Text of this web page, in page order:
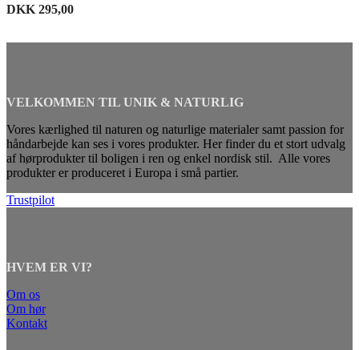
DKK 295,00
VELKOMMEN TIL UNIK & NATURLIG
Vores kærlighed til naturen og naturlige materialer samt passion for
håndarbejde kan ses i vores produkter. Her finder du et stort udvalg
af hørprodukter til boligen i ren og enkel nordisk stil. Alle vores
produkter er produceret i Europa i små partier.
Trustpilot
HVEM ER VI?
Om os
Om hør
Kontakt